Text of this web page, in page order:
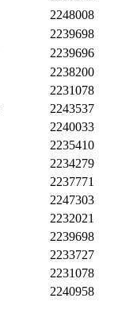
2248008
2239698
2239696
2238200
2231078
2243537
2240033
2235410
2234279
2237771
2247303
2232021
2239698
2233727
2231078
2240958